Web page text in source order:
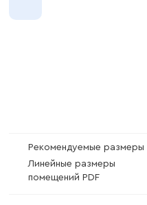
Рекомендуемые размеры
Линейные размеры
помещений PDF